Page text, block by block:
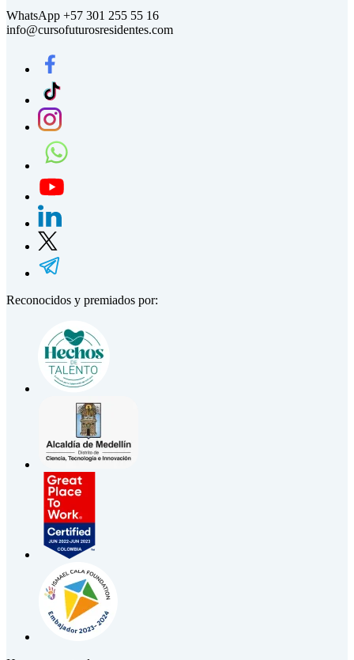
WhatsApp +57 301 255 55 16
info@cursofuturosresidentes.com
Reconocidos y premiados por: